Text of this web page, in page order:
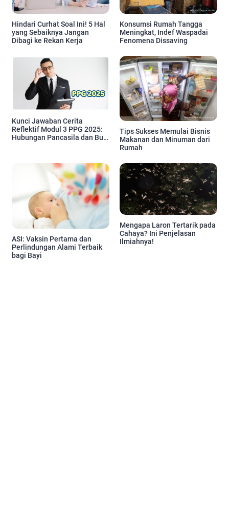
Hindari Curhat Soal Ini! 5 Hal
yang Sebaiknya Jangan
Dibagi ke Rekan Kerja
Konsumsi Rumah Tangga
Meningkat, Indef Waspadai
Fenomena Dissaving
Kunci Jawaban Cerita
Reflektif Modul 3 PPG 2025:
Hubungan Pancasila dan Budi
Tips Sukses Memulai Bisnis
Makanan dan Minuman dari
Rumah
ASI: Vaksin Pertama dan
Perlindungan Alami Terbaik
bagi Bayi
Mengapa Laron Tertarik pada
Cahaya? Ini Penjelasan
Ilmiahnya!